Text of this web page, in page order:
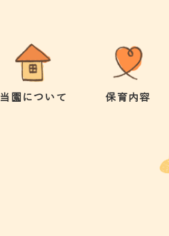
当園について 保育内容